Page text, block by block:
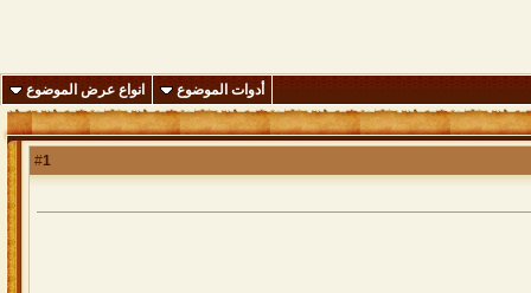
أدوات الموضوع انواع عرض الموضوع
1